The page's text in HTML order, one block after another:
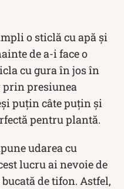
o sticlă cu apă și
de a-i face o
cu gura în jos în
presiunea
puțin câte puțin și
pentru plantă.
udarea cu
lucru ai nevoie de
de tifon. Astfel,